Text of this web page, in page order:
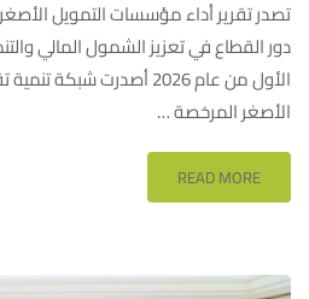
تصدر تقرير أداء مؤسسات التمويل
دور القطاع في تعزيز الشمول المالي
الأول من عام 2026 أصدرت
الأصغر المرخصة …
READ MORE